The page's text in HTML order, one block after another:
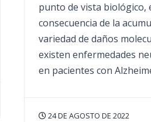
punto de vista biológico,
consecuencia de la
variedad de daños
existen enfermedades
en pacientes con
24 DE AGOSTO DE 2022